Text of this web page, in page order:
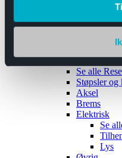
Båthengere
Reservedeler
Se alle
Støpsler og
Aksel
Brems
Elektrisk
Se
Lys